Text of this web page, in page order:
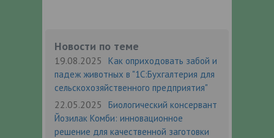
Новости по теме
19.08.2025
Как оприходовать забой и
падеж животных в "1С:Бухгалтерия для
сельскохозяйственного предприятия"
22.05.2025
Биологический консервант
Йозилак Комби: инновационное
решение для качественной заготовки